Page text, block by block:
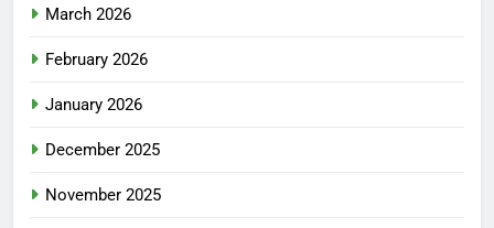
March 2026
February 2026
January 2026
December 2025
November 2025